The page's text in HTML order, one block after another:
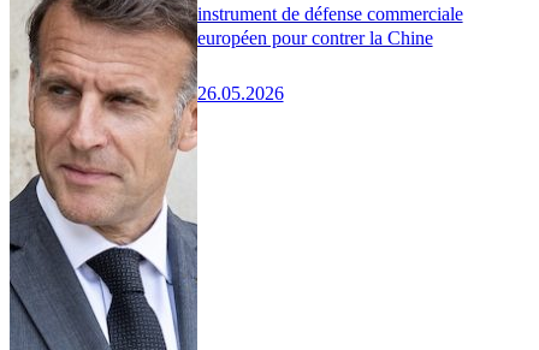
instrument de défense commerciale
européen pour contrer la Chine
26.05.2026